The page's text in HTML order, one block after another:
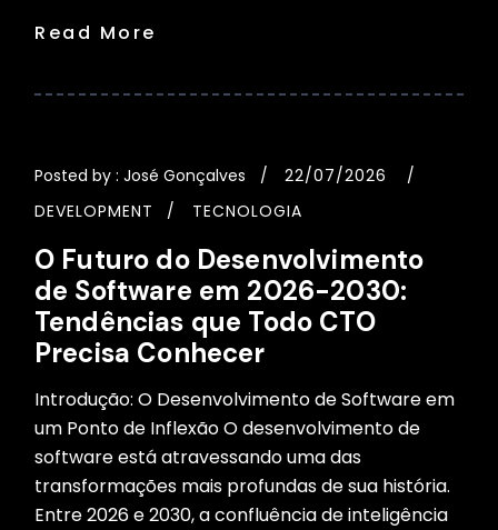
Read More
Posted by : José Gonçalves
22/07/2026
DEVELOPMENT
TECNOLOGIA
O Futuro do Desenvolvimento
de Software em 2026-2030:
Tendências que Todo CTO
Precisa Conhecer
Introdução: O Desenvolvimento de Software em
um Ponto de Inflexão O desenvolvimento de
software está atravessando uma das
transformações mais profundas de sua história.
Entre 2026 e 2030, a confluência de inteligência